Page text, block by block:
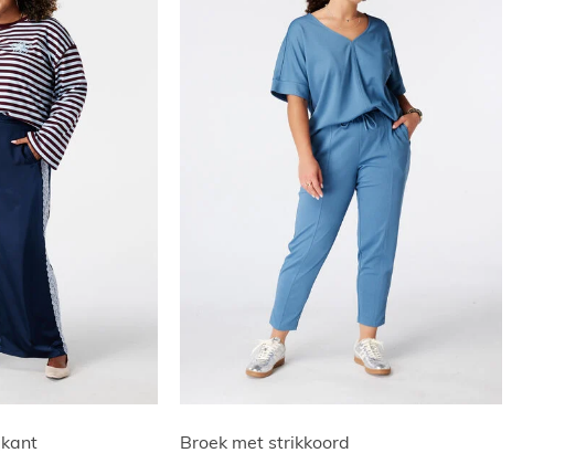
Broek met strikkoord